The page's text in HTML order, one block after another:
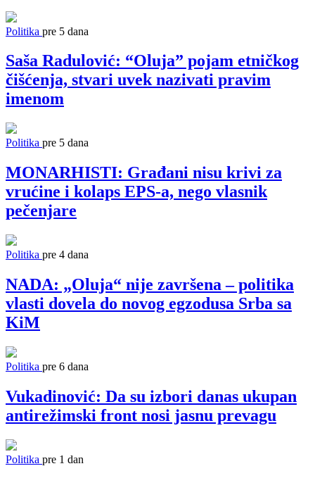
Politika pre 5 dana
Saša Radulović: “Oluja” pojam etničkog
čišćenja, stvari uvek nazivati pravim
imenom
Politika pre 5 dana
MONARHISTI: Građani nisu krivi za
vrućine i kolaps EPS-a, nego vlasnik
pečenjare
Politika pre 4 dana
NADA: „Oluja“ nije završena – politika
vlasti dovela do novog egzodusa Srba sa
KiM
Politika pre 6 dana
Vukadinović: Da su izbori danas ukupan
antirežimski front nosi jasnu prevagu
Politika pre 1 dan